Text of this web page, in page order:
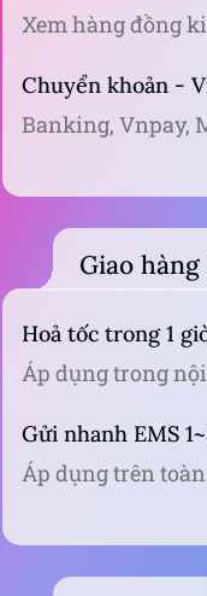
Xem hàng đồng
Chuyển khoản -
Banking, Vnpay,
Giao
Hoả tốc trong 1
Áp dụng trong
Gửi nhanh EMS
Áp dụng trên